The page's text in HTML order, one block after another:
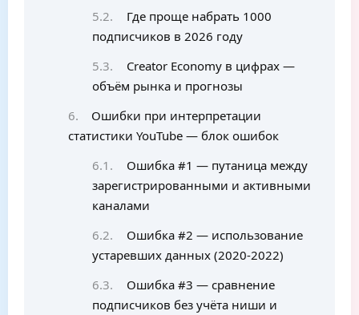
Где проще набрать 1000
подписчиков в 2026 году
Creator Economy в цифрах —
объём рынка и прогнозы
Ошибки при интерпретации
статистики YouTube — блок ошибок
Ошибка #1 — путаница между
зарегистрированными и активными
каналами
Ошибка #2 — использование
устаревших данных (2020-2022)
Ошибка #3 — сравнение
подписчиков без учёта ниши и